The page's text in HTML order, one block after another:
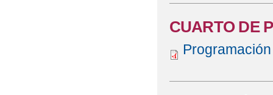
CUARTO DE